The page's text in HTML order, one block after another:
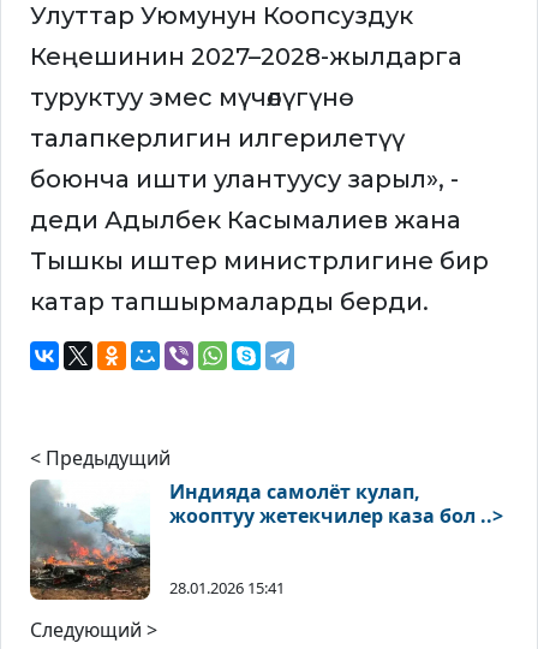
Улуттар Уюмунун Коопсуздук
Кеңешинин 2027–2028-жылдарга
туруктуу эмес мүчөлүгүнө
талапкерлигин илгерилетүү
боюнча ишти улантуусу зарыл», -
деди Адылбек Касымалиев жана
Тышкы иштер министрлигине бир
катар тапшырмаларды берди.
< Предыдущий
Индияда самолёт кулап,
жооптуу жетекчилер каза бол ..>
28.01.2026 15:41
Следующий >